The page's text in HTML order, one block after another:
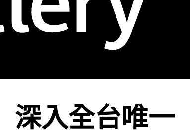
深入全台唯一